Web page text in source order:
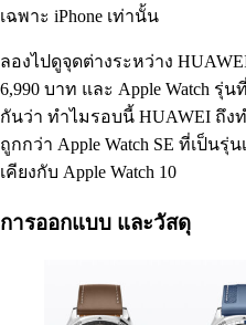
เฉพาะ iPhone เท่านั้น
ลองไปดูจุดต่างระหว่าง
6,990 บาท และ Apple Watch รุ่
กันว่า ทำไมรอบนี้ HUAWEI ถึง
ถูกกว่า Apple Watch SE ที่เป็น
เคียงกับ Apple Watch 10
การออกแบบ และวัสดุ